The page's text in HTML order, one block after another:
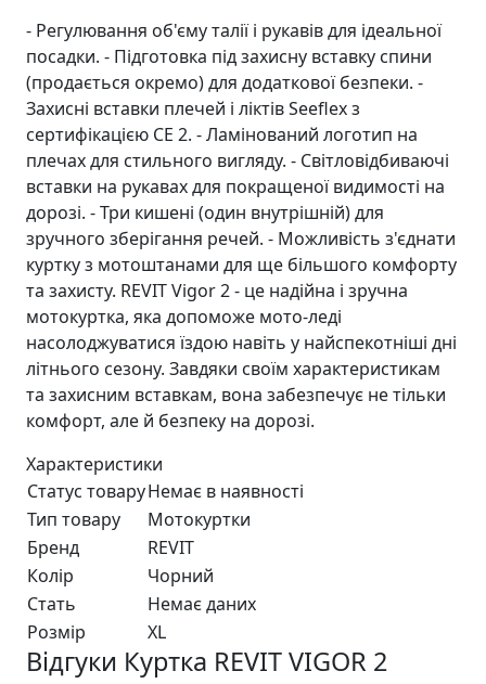
- Регулювання об'єму талії і рукавів для ідеальної
посадки. - Підготовка під захисну вставку спини
(продається окремо) для додаткової безпеки. -
Захисні вставки плечей і ліктів Seeflex з
сертифікацією CE 2. - Ламінований логотип на
плечах для стильного вигляду. - Світловідбиваючі
вставки на рукавах для покращеної видимості на
дорозі. - Три кишені (один внутрішній) для
зручного зберігання речей. - Можливість з'єднати
куртку з мотоштанами для ще більшого комфорту
та захисту. REVIT Vigor 2 - це надійна і зручна
мотокуртка, яка допоможе мото-леді
насолоджуватися їздою навіть у найспекотніші дні
літнього сезону. Завдяки своїм характеристикам
та захисним вставкам, вона забезпечує не тільки
комфорт, але й безпеку на дорозі.
Характеристики
Статус товаруНемає в наявності
Тип товару
Мотокуртки
Бренд
REVIT
Колір
Чорний
Стать
Немає даних
Розмір
XL
Відгуки Куртка REVIT VIGOR 2